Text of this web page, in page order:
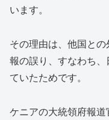
います。
その理由は、他国と
報の誤り、すなわち
ていたためです。
ケニアの大統領府報道